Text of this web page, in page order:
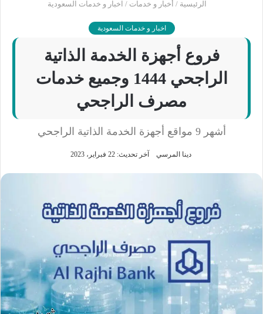
الرئيسية / أخبار و خدمات / اخبار و خدمات السعودية
اخبار و خدمات السعودية
فروع أجهزة الخدمة الذاتية
الراجحي 1444 وجميع خدمات
مصرف الراجحي
أشهر 9 مواقع أجهزة الخدمة الذاتية الراجحي
دينا المرسي آخر تحديث: 22 فبراير، 2023